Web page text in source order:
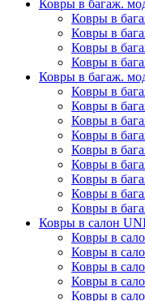
Ковры в багаж.
Ковры в
Ковры в
Ковры в
Ковры в
Ковры в багаж.
Ковры в
Ковры в
Ковры в
Ковры в
Ковры в
Ковры в
Ковры в
Ковры в
Ковры в
Ковры в салон
Ковры в
Ковры в
Ковры в
Ковры в
Ковры в